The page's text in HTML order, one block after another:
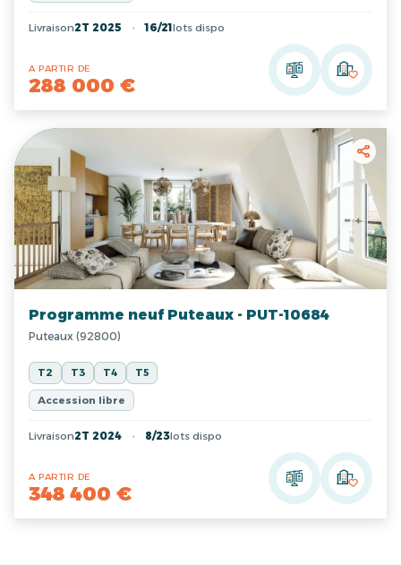
Livraison2T 2025 16/21 lots dispo
A PARTIR DE
288 000 €
Programme neuf Puteaux - PUT-10684
Puteaux (92800)
T2 T3 T4 T5
Accession libre
Livraison2T 2024 8/23lots dispo
A PARTIR DE
348 400 €